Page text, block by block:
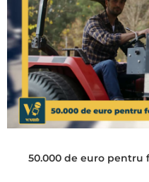
50.000 de euro pentru